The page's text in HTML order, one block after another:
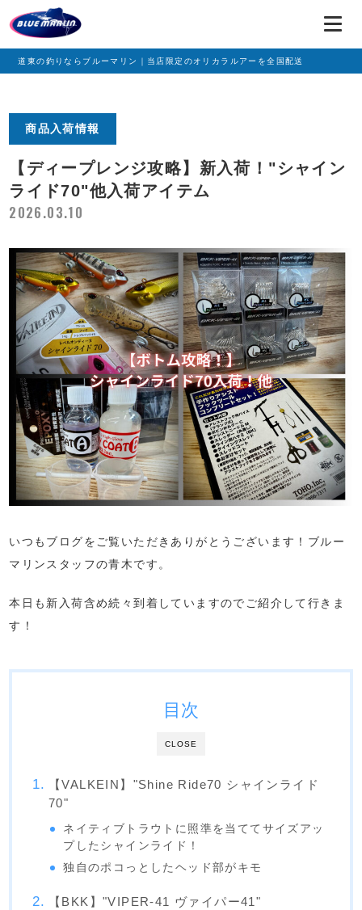
道東の釣りならブルーマリン｜当店限定のオリカラルアーを全国配送
商品入荷情報
【ディープレンジ攻略】新入荷！"シャイン
ライド70"他入荷アイテム
2026.03.10
いつもブログをご覧いただきありがとうございます！ブルー
マリンスタッフの青木です。
本日も新入荷含め続々到着していますのでご紹介して行きま
す！
CLOSE
目次
【VALKEIN】"Shine Ride70 シャインライド
70"
ネイティブトラウトに照準を当ててサイズアッ
プしたシャインライド！
独自のポコっとしたヘッド部がキモ
【BKK】"VIPER-41 ヴァイパー41"